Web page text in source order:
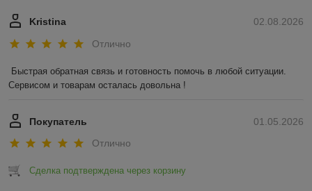
02.08.2026
Kristina
Отлично
Быстрая обратная связь и готовность помочь в любой ситуации.
Сервисом и товарам осталась довольна !
01.05.2026
Покупатель
Отлично
Сделка подтверждена через корзину